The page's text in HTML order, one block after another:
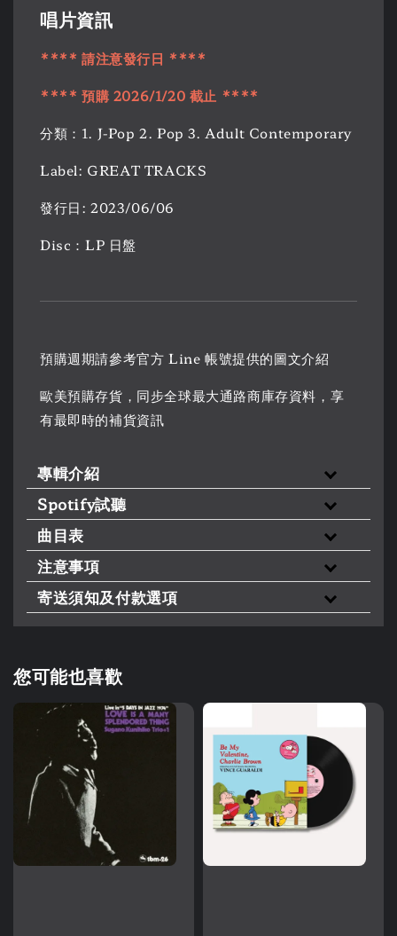
唱片資訊
**** 請注意發行日 ****
**** 預購 2026/1/20 截止 ****
分類：1. J-Pop 2. Pop 3. Adult Contemporary
Label: GREAT TRACKS
發行日: 2023/06/06
Disc：LP 日盤
預購週期請參考官方 Line 帳號提供的圖文介紹
歐美預購存貨，同步全球最大通路商庫存資料，享
有最即時的補貨資訊
專輯介紹
Spotify試聽
曲目表
注意事項
寄送須知及付款選項
您可能也喜歡